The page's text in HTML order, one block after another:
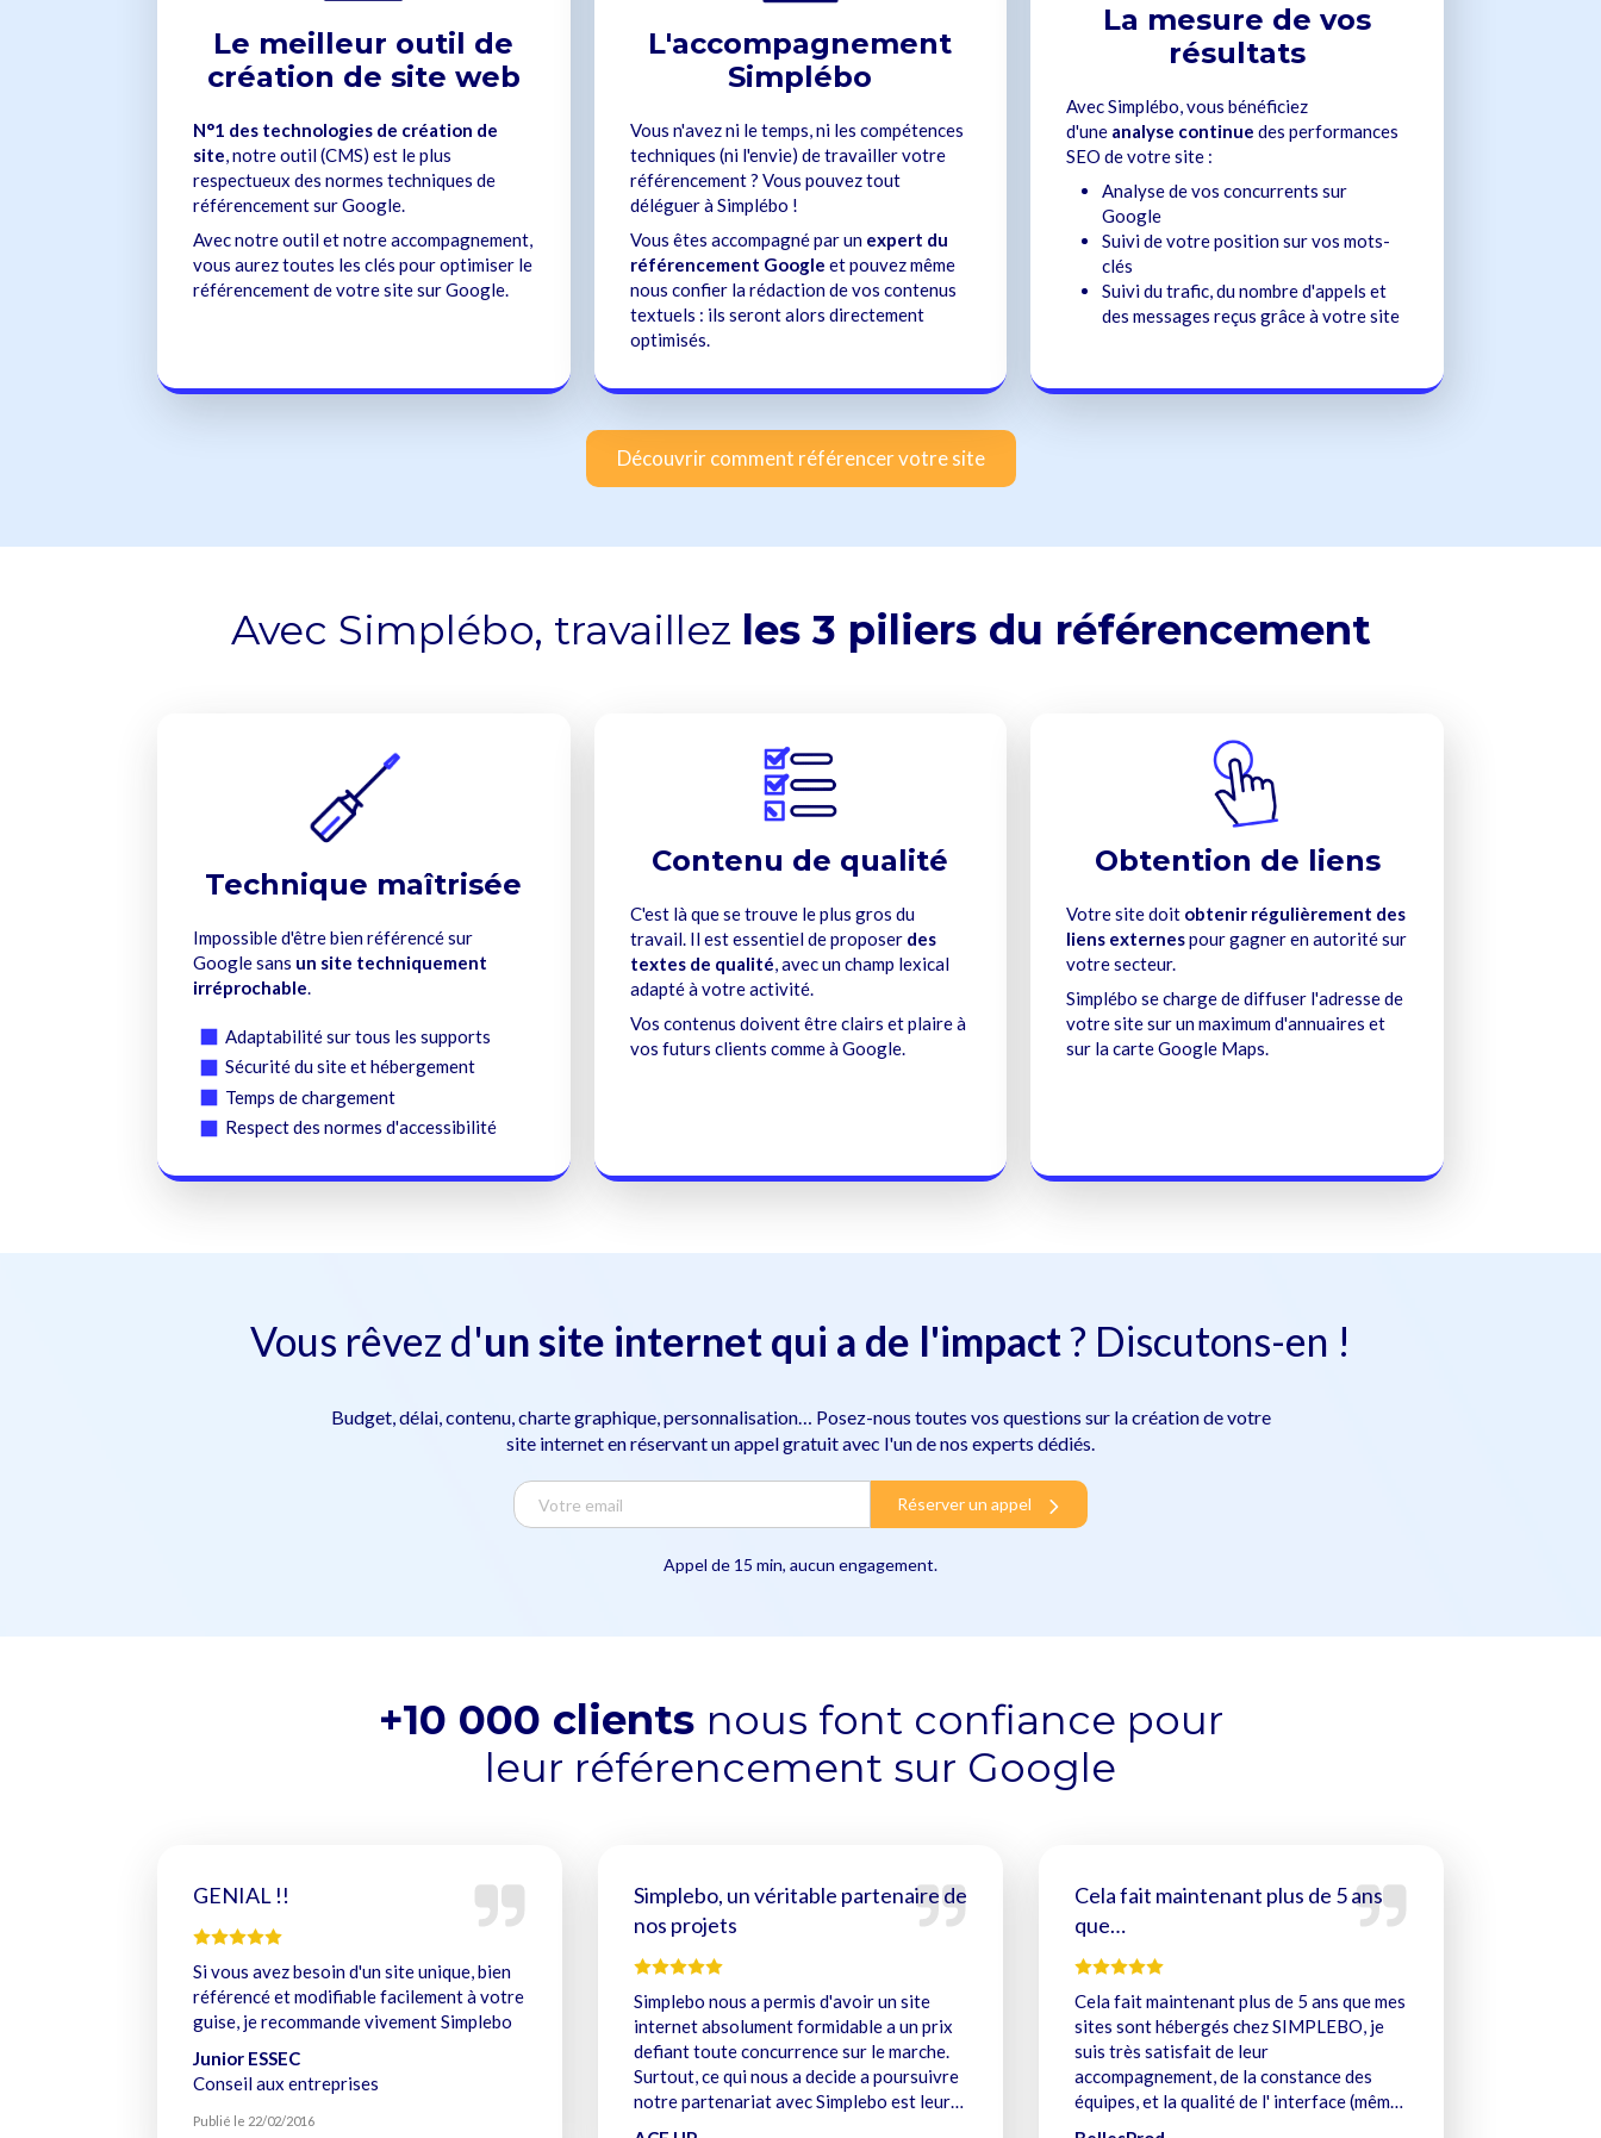
Le meilleur outil de
création de site web
N°1 des technologies de création de
site, notre outil (CMS) est le plus
respectueux des normes techniques de
référencement sur Google.
Avec notre outil et notre accompagnement,
vous aurez toutes les clés pour optimiser le
référencement de votre site sur Google.
L'accompagnement
Simplébo
Vous n'avez ni le temps, ni les compétences
techniques (ni l'envie) de travailler votre
référencement ? Vous pouvez tout
déléguer à Simplébo !
Vous êtes accompagné par un expert du
référencement Google et pouvez même
nous confier la rédaction de vos contenus
textuels : ils seront alors directement
optimisés.
La mesure de vos
résultats
Avec Simplébo, vous bénéficiez
d'une analyse continue des performances
SEO de votre site :
Analyse de vos concurrents sur
Google
Suivi de votre position sur vos mots-
clés
Suivi du trafic, du nombre d'appels et
des messages reçus grâce à votre site
Découvrir comment référencer votre site
Avec Simplébo, travaillez les 3 piliers du référencement
Technique maîtrisée
Impossible d'être bien référencé sur
Google sans un site techniquement
irréprochable.
Adaptabilité sur tous les supports
Sécurité du site et hébergement
Temps de chargement
Respect des normes d'accessibilité
Contenu de qualité
C'est là que se trouve le plus gros du
travail. Il est essentiel de proposer des
textes de qualité, avecun champ lexical
adapté à votre activité.
Vos contenus doivent être clairs et plaire à
vos futurs clients comme à Google.
Obtention de liens
Votre site doit obtenir régulièrement des
liens externespour gagner en autorité sur
votre secteur.
Simplébo se charge de diffuser l'adresse de
votre site sur un maximum d'annuaires et
sur la carte Google Maps.
Vous rêvez d'un site internet qui a de l'impact? Discutons-en !
Budget, délai, contenu, charte graphique, personnalisation… Posez-nous toutes vos questions sur la création de votre
site internet en réservant un appel gratuit avec l'un de nos experts dédiés.
Réserver un appel
Appel de 15 min, aucun engagement.
+10 000 clients nous font confiance pour
leur référencement sur Google
GENIAL !!
Si vous avez besoin d'un site unique, bien
référencé et modifiable facilement à votre
guise, je recommande vivement Simplebo
Junior ESSEC
Conseil aux entreprises
Publié le 22/02/2016
Simplebo, un véritable partenaire de
nos projets
Simplebo nous a permis d'avoir un site
internet absolument formidable a un prix
defiant toute concurrence sur le marche.
Surtout, ce qui nous a decide a poursuivre
notre partenariat avec Simplebo est leur
Cela fait maintenant plus de 5 ans
que…
Cela fait maintenant plus de 5 ans que mes
sites sont hébergés chez SIMPLEBO, je
suis très satisfait de leur
accompagnement, de la constance des
équipes, et la qualité de l' interface (même